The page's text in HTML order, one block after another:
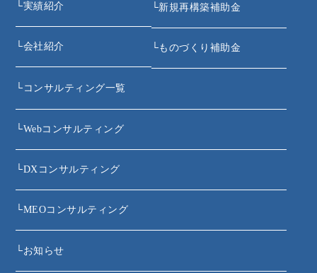
└実績紹介
└会社紹介
└新規再構築補助金
└ものづくり補助金
└ コンサルティング一覧
└Webコンサルティング
└DXコンサルティング
└MEOコンサルティング
└お知らせ